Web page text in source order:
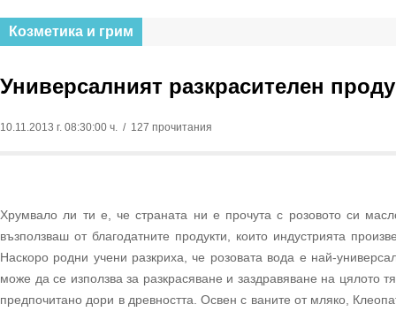
Козметика и грим
Универсалният разкрасителен
10.11.2013 г. 08:30:00 ч. / 127 прочитания
Хрумвало ли ти е, че страната ни е прочута с розовото си
възползваш от благодатните продукти, които индустрията
Наскоро родни учени разкриха, че розовата вода е най-
може да се използва за разкрасяване и заздравяване на цялото
предпочитано дори в древността. Освен с ваните от мляко,